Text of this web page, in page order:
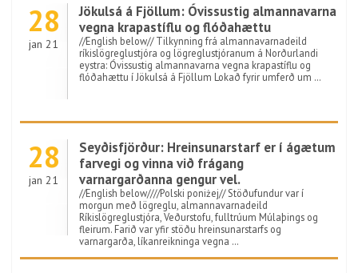
28
jan 21
Jökulsá á Fjöllum: Óvissustig almannavarna
vegna krapastíflu og flóðahættu
//English below// Tilkynning frá almannavarnadeild
ríkislögreglustjóra og lögreglustjóranum á Norðurlandi
eystra: Óvissustig almannavarna vegna krapastíflu og
flóðahættu í Jökulsá á Fjöllum Lokað fyrir umferð um …
28
jan 21
Seyðisfjörður: Hreinsunarstarf er í ágætum
farvegi og vinna við frágang
varnargarðanna gengur vel.
//English below////Polski poniżej// Stöðufundur var í
morgun með lögreglu, almannavarnadeild
Ríkislögreglustjóra, Veðurstofu, fulltrúum Múlaþings og
fleirum. Farið var yfir stöðu hreinsunarstarfs og
varnargarða, líkanreikninga vegna …